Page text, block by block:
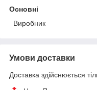
Основні
Виробник
Умови доставки
Доставка здійснюється